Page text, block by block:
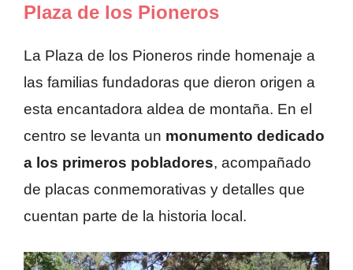
Plaza de los Pioneros
La Plaza de los Pioneros rinde homenaje a
las familias fundadoras que dieron origen a
esta encantadora aldea de montaña. En el
centro se levanta un monumento dedicado
a los primeros pobladores, acompañado
de placas conmemorativas y detalles que
cuentan parte de la historia local.